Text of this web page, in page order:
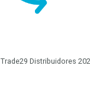
Trade29 Distribuidores